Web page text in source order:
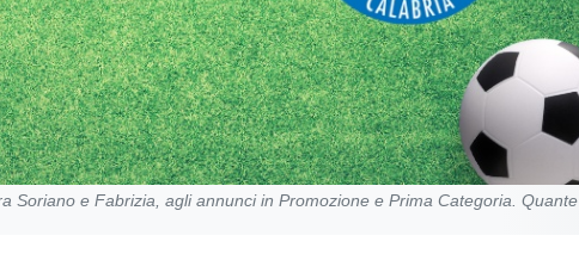
Soriano e Fabrizia, agli annunci in Promozione e Prima Categoria. Quante